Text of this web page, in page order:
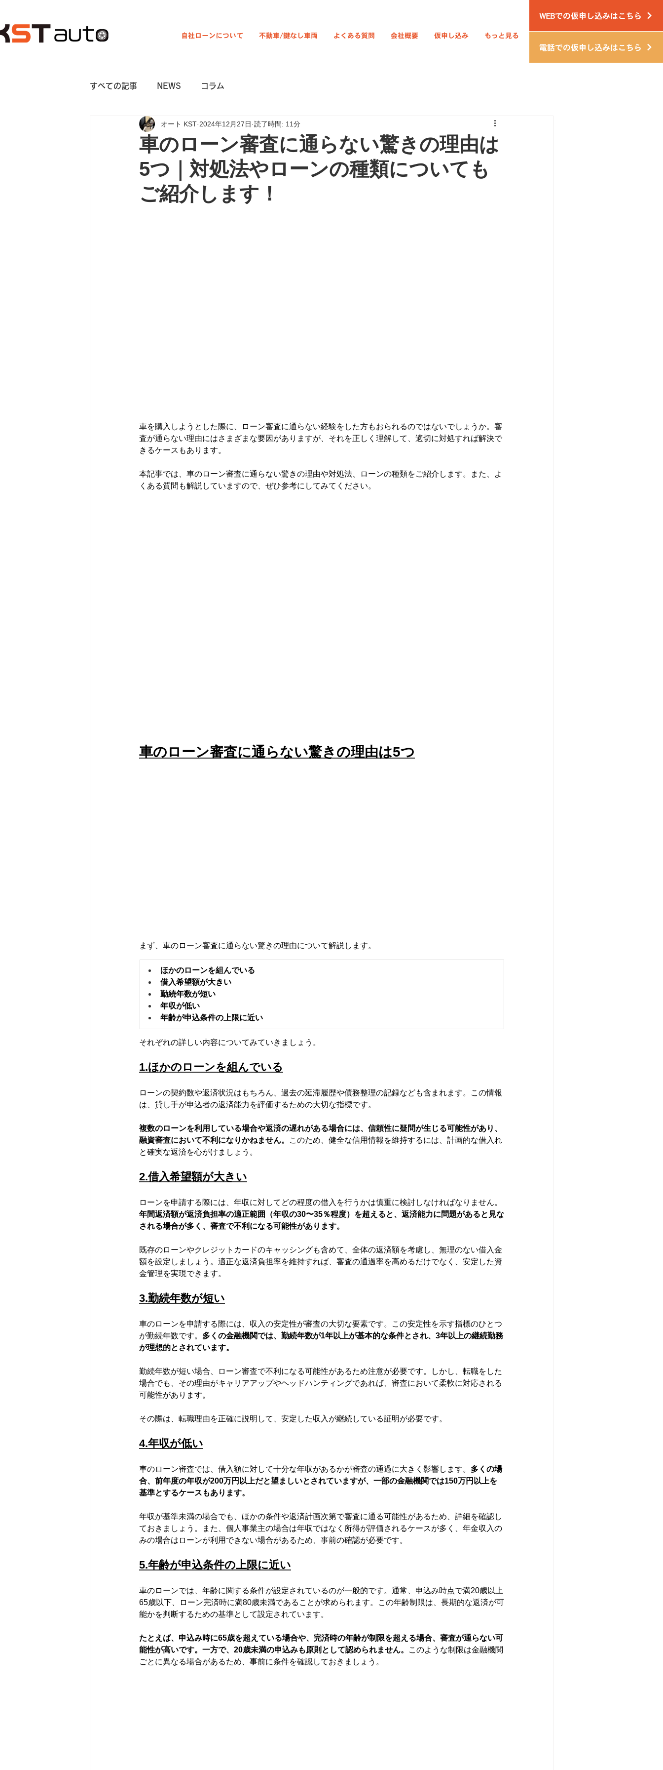
WEBでの仮申し込みはこちら
電話での仮申し込みはこちら
自社ローンについて 不動車/鍵なし車両 よくある質問 会社概要 仮申し込み もっと見る
すべての記事 NEWS コラム
車のローン審査に通らない驚きの理由は
5つ｜対処法やローンの種類についても
ご紹介します！
オート KST 2024年12月27日 読了時間: 11分
車を購入しようとした際に、ローン審査に通らない経験をした方もおられるのではないでしょうか。審
査が通らない理由にはさまざまな要因がありますが、それを正しく理解して、適切に対処すれば解決で
きるケースもあります。
本記事では、車のローン審査に通らない驚きの理由や対処法、ローンの種類をご紹介します。また、よ
くある質問も解説していますので、ぜひ参考にしてみてください。
車のローン審査に通らない驚きの理由は5つ
まず、車のローン審査に通らない驚きの理由について解説します。
ほかのローンを組んでいる
借入希望額が大きい
勤続年数が短い
年収が低い
年齢が申込条件の上限に近い
それぞれの詳しい内容についてみていきましょう。
1.ほかのローンを組んでいる
ローンの契約数や返済状況はもちろん、過去の延滞履歴や債務整理の記録なども含まれます。この情報
は、貸し手が申込者の返済能力を評価するための大切な指標です。
複数のローンを利用している場合や返済の遅れがある場合には、信頼性に疑問が生じる可能性があり、
融資審査において不利になりかねません。
このため、健全な信用情報を維持するには、計画的な借入れ
と確実な返済を心がけましょう。
2.借入希望額が大きい
ローンを申請する際には、年収に対してどの程度の借入を行うかは慎重に検討しなければなりません。
年間返済額が返済負担率の適正範囲（年収の30〜35％程度）を超えると、返済能力に問題があると見な
される場合が多く、審査で不利になる可能性があります。
既存のローンやクレジットカードのキャッシングも含めて、全体の返済額を考慮し、無理のない借入金
額を設定しましょう。適正な返済負担率を維持すれば、審査の通過率を高めるだけでなく、安定した資
金管理を実現できます。
3.勤続年数が短い
車のローンを申請する際には、収入の安定性が審査の大切な要素です。この安定性を示す指標のひとつ
が勤続年数です。 多くの金融機関では、勤続年数が1年以上が基本的な条件とされ、3年以上の継続勤務
が理想的とされています。
勤続年数が短い場合、ローン審査で不利になる可能性があるため注意が必要です。しかし、転職をした
場合でも、その理由がキャリアアップやヘッドハンティングであれば、審査において柔軟に対応される
可能性があります。
その際は、転職理由を正確に説明して、安定した収入が継続している証明が必要です。
4.年収が低い
車のローン審査では、借入額に対して十分な年収があるかが審査の通過に大きく影響します。 多くの場
合、前年度の年収が200万円以上だと望ましいとされていますが、一部の金融機関では150万円以上を
基準とするケースもあります。
年収が基準未満の場合でも、ほかの条件や返済計画次第で審査に通る可能性があるため、詳細を確認し
ておきましょう。また、個人事業主の場合は年収ではなく所得が評価されるケースが多く、年金収入の
みの場合はローンが利用できない場合があるため、事前の確認が必要です。
5.年齢が申込条件の上限に近い
車のローンでは、年齢に関する条件が設定されているのが一般的です。通常、申込み時点で満20歳以上
65歳以下、ローン完済時に満80歳未満であることが求められます。この年齢制限は、長期的な返済が可
能かを判断するための基準として設定されています。
たとえば、申込み時に65歳を超えている場合や、完済時の年齢が制限を超える場合、審査が通らない可
能性が高いです。一方で、20歳未満の申込みも原則として認められません。
このような制限は金融機関
ごとに異なる場合があるため、事前に条件を確認しておきましょう。